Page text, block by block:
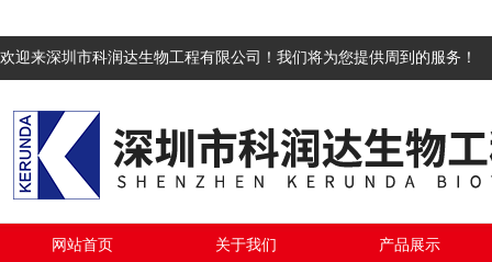
欢迎来深圳市科润达生物工程有限公司！我们将为您提供周到的服务！
网站首页 关于我们 产品展示